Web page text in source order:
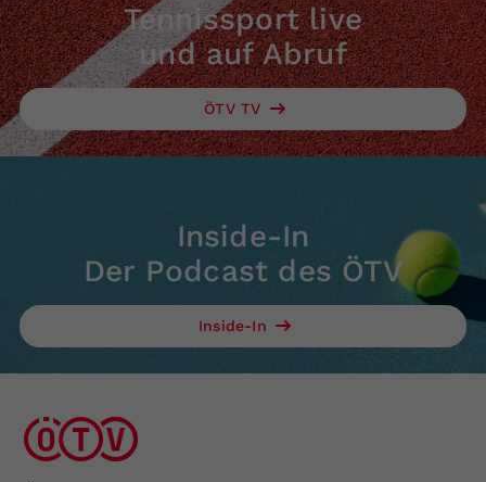
Tennissport live
und auf Abruf
ÖTV TV
Inside-In
Der Podcast des ÖTV
Inside-In